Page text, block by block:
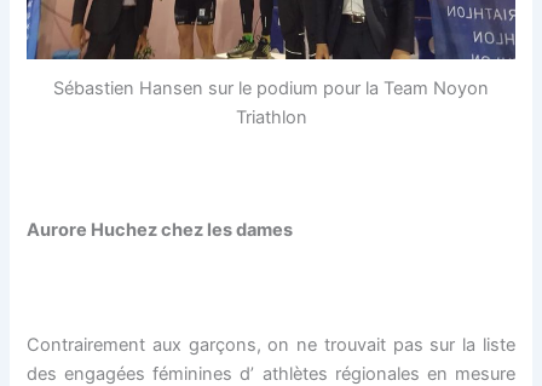
Sébastien Hansen sur le podium pour la Team Noyon
Triathlon
Aurore Huchez chez les dames
Contrairement aux garçons, on ne trouvait pas sur la liste
des engagées féminines d’ athlètes régionales en mesure